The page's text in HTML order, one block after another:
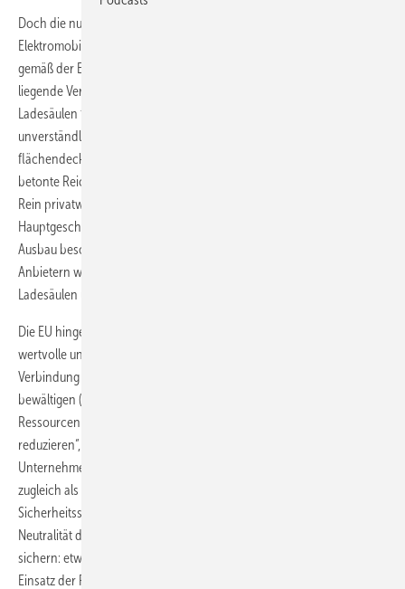
Doch die nun vorgesehene Rolle der Verteilnetzbetreiber bei der
Elektromobilität hält Reiche für vollkommen unzureichend: Dass
gemäß der EU-Einigung nun der häufig in den Händen der Stadtwerke
liegende Verteilnetzbetrieb mit dem Ausbau und Betrieb von
Ladesäulen für Elektroautos unvereinbar sein soll, sei „absolut
unverständlich“. Brüssel stelle so „die Ampel für den schnellen und
flächendeckenden Ausbau der E-Mobilität in Deutschland auf Rot“,
betonte Reiche. Dies gelte insbesondere für den ländlichen Raum.
Rein privatwirtschaftliche Unternehmen hält die VKU-
Hauptgeschäftsführerin demnach für weniger ungeeignet, den
Ausbau besonders schnell voranzutreiben: „Keine Gruppe von
Anbietern wäre besser dazu geeignet, ein dichtes Netz von
Ladesäulen über das Land zu legen, als die Verteilnetzbetreiber.“
Die EU hingegen
wertvolle und wichtige Akteure dafür an, „die Herausforderungen in
Verbindung mit einer mehr variablen Energieerzeugung lokaler zu
bewältigen (Zum Beispiel, in dem sie die lokalen Flexibilitäts-
Ressourcen bereitstellen)" . Dies könnte Netzwerkkosten „signifikant
reduzieren“, heißt es bei der EU dazu. Allerdings seien die Verteilnetz-
Unternehmen häufig Teil großer vertikal integrierter Unternehmen, die
zugleich als Energieversorger aktiv seien. Daher müssten
Sicherheitsschranken zur Regulierung eingebaut werden, um die
Neutralität der Verteilnetzbetreiber für ihre eigentlichen Funktionen zu
sichern: etwa beim Management von Daten oder, wenn es um den
Einsatz der Flexibilitätsinstrumente zur Vermeidung von